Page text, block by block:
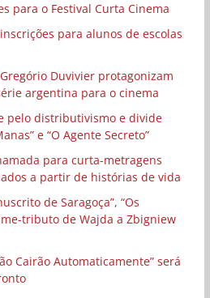
para o Festival Curta Cinema
para alunos de escolas
Duvivier protagonizam
argentina para o cinema
pelo distributivismo e divide
e “O Agente Secreto”
para curta-metragens
a partir de histórias de vida
de Saragoça”, “Os
tributo de Wajda a Zbigniew
Cairão Automaticamente” será